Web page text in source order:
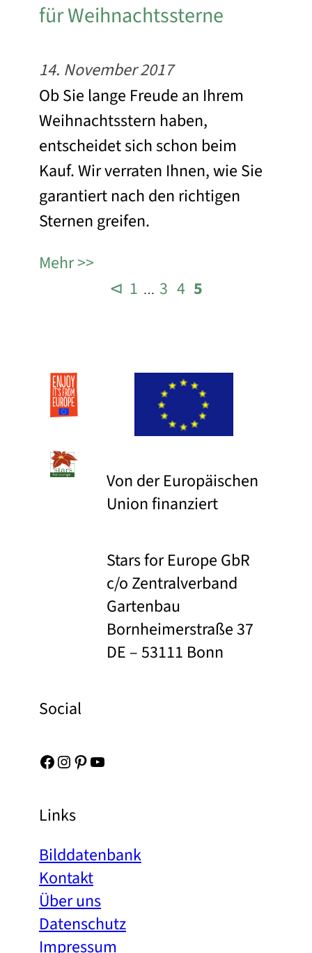
für Weihnachtssterne
14. November 2017
Ob Sie lange Freude an Ihrem
Weihnachtsstern haben,
entscheidet sich schon beim
Kauf. Wir verraten Ihnen, wie Sie
garantiert nach den richtigen
Sternen greifen.
Mehr
⊲ 1 … 3 4 5
Von der Europäischen
Union finanziert
Stars for Europe GbR
c/o Zentralverband
Gartenbau
Bornheimerstraße 37
DE – 53111 Bonn
Social
Facebook Instagram Pinterest YouTube
Links
Bilddatenbank
Kontakt
Über uns
Datenschutz
Impressum